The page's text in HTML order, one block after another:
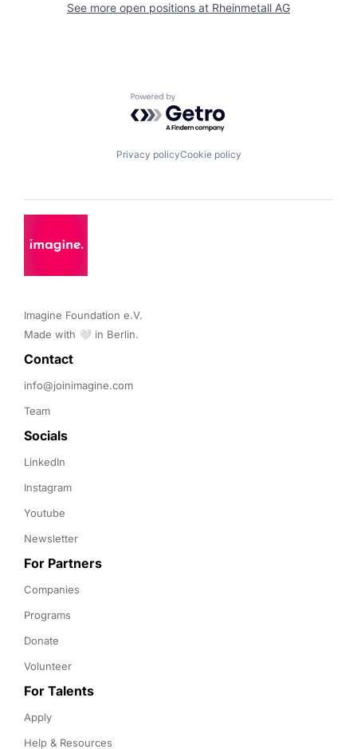
See more open positions at Rheinmetall AG
Powered by Getro.com
Privacy policyCookie policy
Imagine Foundation e.V.
Made with 🤍 in Berlin.
Contact
info@joinimagine.com
Team
Socials
LinkedIn
Instagram
Youtube
Newsletter
For Partners
Companies
Programs
Donate
Volunteer
For Talents
Apply
Help & Resources